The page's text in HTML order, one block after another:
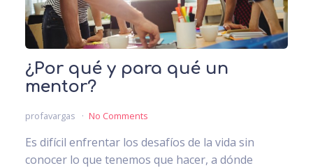
¿Por qué y para qué un
mentor?
profavargas No Comments
Es difícil enfrentar los desafíos de la vida sin
conocer lo que tenemos que hacer, a dónde